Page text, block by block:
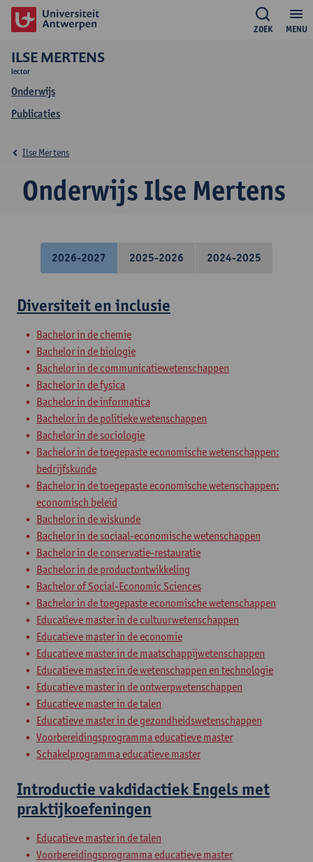
MENU
ZOEK
ILSE MERTENS
lector
Onderwijs
Publicaties
Onderwijs Ilse Mertens
Ilse Mertens
2026-2027 2025-2026 2024-2025
Diversiteit en inclusie
Bachelor in de chemie
Bachelor in de biologie
Bachelor in de communicatiewetenschappen
Bachelor in de fysica
Bachelor in de informatica
Bachelor in de politieke wetenschappen
Bachelor in de sociologie
Bachelor in de toegepaste economische wetenschappen:
bedrijfskunde
Bachelor in de toegepaste economische wetenschappen:
economisch beleid
Bachelor in de wiskunde
Bachelor in de sociaal-economische wetenschappen
Bachelor in de conservatie-restauratie
Bachelor in de productontwikkeling
Bachelor of Social-Economic Sciences
Bachelor in de toegepaste economische wetenschappen
Educatieve master in de cultuurwetenschappen
Educatieve master in de economie
Educatieve master in de maatschappijwetenschappen
Educatieve master in de wetenschappen en technologie
Educatieve master in de ontwerpwetenschappen
Educatieve master in de talen
Educatieve master in de gezondheidswetenschappen
Voorbereidingsprogramma educatieve master
Schakelprogramma educatieve master
Introductie vakdidactiek Engels met
praktijkoefeningen
Educatieve master in de talen
Voorbereidingsprogramma educatieve master